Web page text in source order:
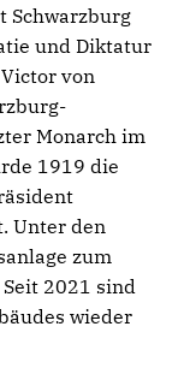
Schwarzburg
und Diktatur
von
Monarch im
1919 die
Unter den
zum
2021 sind
wieder